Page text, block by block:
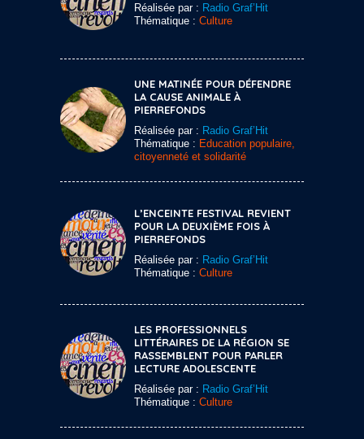
Réalisée par : Radio Graf’Hit
Thématique : Culture
UNE MATINÉE POUR DÉFENDRE
LA CAUSE ANIMALE À
PIERREFONDS
Réalisée par : Radio Graf’Hit
Thématique : Education populaire,
citoyenneté et solidarité
L’ENCEINTE FESTIVAL REVIENT
POUR LA DEUXIÈME FOIS À
PIERREFONDS
Réalisée par : Radio Graf’Hit
Thématique : Culture
LES PROFESSIONNELS
LITTÉRAIRES DE LA RÉGION SE
RASSEMBLENT POUR PARLER
LECTURE ADOLESCENTE
Réalisée par : Radio Graf’Hit
Thématique : Culture